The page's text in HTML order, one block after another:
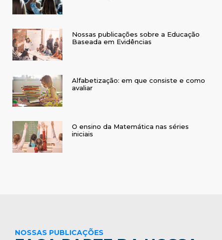
Nossas publicações sobre a Educação
Baseada em Evidências
Alfabetização: em que consiste e como
avaliar
O ensino da Matemática nas séries
iniciais
NOSSAS PUBLICAÇÕES